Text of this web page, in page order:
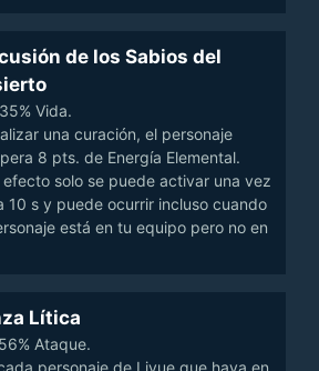
de los Sabios del
Vida.
una curación, el personaje
8 pts. de Energía Elemental.
efecto solo se puede activar una vez
10 s y puede ocurrir incluso cuando
está en tu equipo pero no en
Lítica
Ataque.